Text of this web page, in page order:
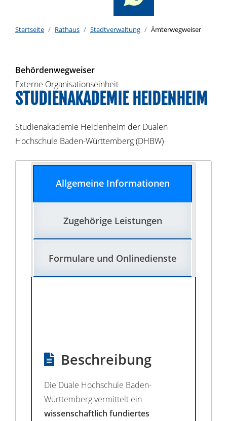
Startseite Rathaus Stadtverwaltung Ämterwegweiser
Behördenwegweiser
Externe Organisationseinheit
STUDIENAKADEMIE HEIDENHEIM
Studienakademie Heidenheim der Dualen
Hochschule Baden-Württemberg (DHBW)
Allgemeine Informationen
Zugehörige Leistungen
Formulare und Onlinedienste
Beschreibung
Die Duale Hochschule Baden-
Württemberg vermittelt ein
wissenschaftlich fundiertes